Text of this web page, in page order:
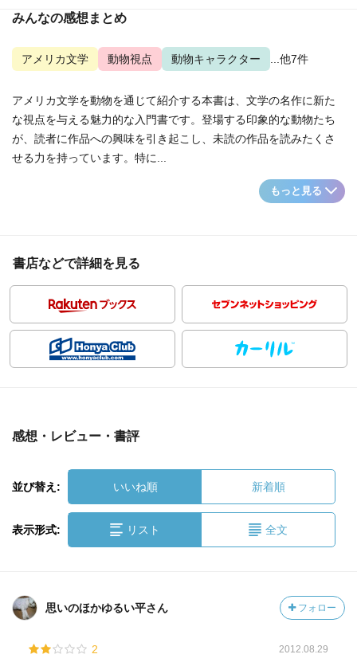
みんなの感想まとめ
アメリカ文学 動物視点 動物キャラクター ...他7件
アメリカ文学を動物を通じて紹介する本書は、文学の名作に新た
な視点を与える魅力的な入門書です。登場する印象的な動物たち
が、読者に作品への興味を引き起こし、未読の作品を読みたくさ
せる力を持っています。特に...
もっと見る
書店などで詳細を見る
感想・レビュー・書評
並び替え: いいね順 新着順
表示形式: リスト 全文
思いのほかゆるい平さん フォロー
2 2012.08.29